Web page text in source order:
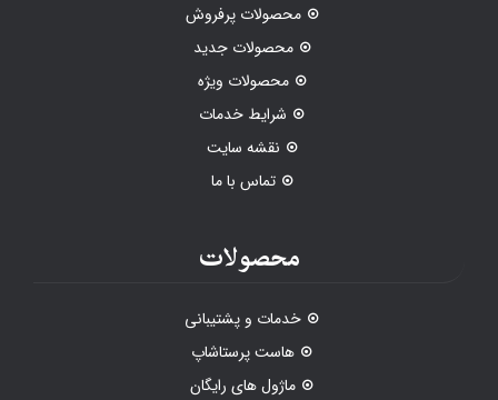
محصولات پرفروش
محصولات جدید
محصولات ویژه
شرایط خدمات
نقشه سایت
تماس با ما
محصولات
خدمات و پشتیبانی
هاست پرستاشاپ
ماژول های رایگان